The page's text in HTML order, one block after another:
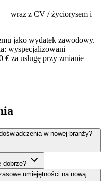
wraz z CV / życiorysem i
jako wydatek zawodowy.
wyspecjalizowani
za usługę przy zmianie
w nowej branży?
dobrze?
umiejętności na nową